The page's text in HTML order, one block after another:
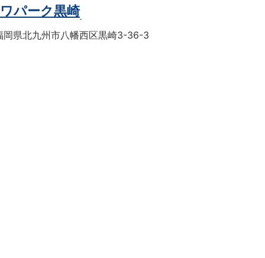
パーク黒崎
岡県北九州市八幡西区黒崎3-36-3